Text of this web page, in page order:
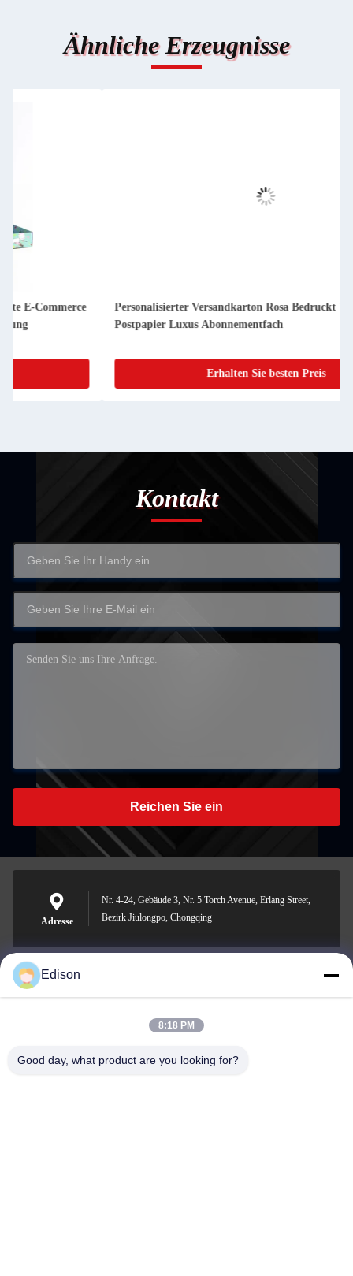
Ähnliche Erzeugnisse
Personalisierter Versandkarton Rosa Bedruckt Wellkarton
Postpapier Luxus Abonnementfach
Erhalten Sie besten Preis
Kontakt
Reichen Sie ein
Adresse
Nr. 4-24, Gebäude 3, Nr. 5 Torch Avenue, Erlang Street,
Bezirk Jiulongpo, Chongqing
edisonzhan666@163.com
Edison
8:18 PM
Good day, what product are you looking for?